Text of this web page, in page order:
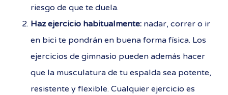
riesgo de que te duela.
Haz ejercicio habitualmente: nadar, correr o ir
en bici te pondrán en buena forma física. Los
ejercicios de gimnasio pueden además hacer
que la musculatura de tu espalda sea potente,
resistente y flexible. Cualquier ejercicio es